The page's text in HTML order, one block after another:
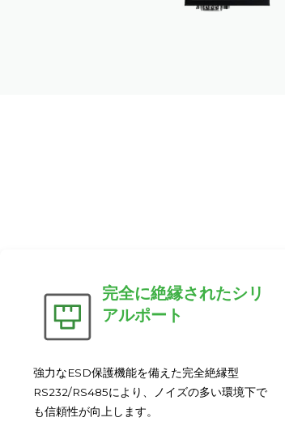
完全に絶縁されたシリ
アルポート
強力なESD保護機能を備えた完全絶縁型
RS232/RS485により、ノイズの多い環境下で
も信頼性が向上します。